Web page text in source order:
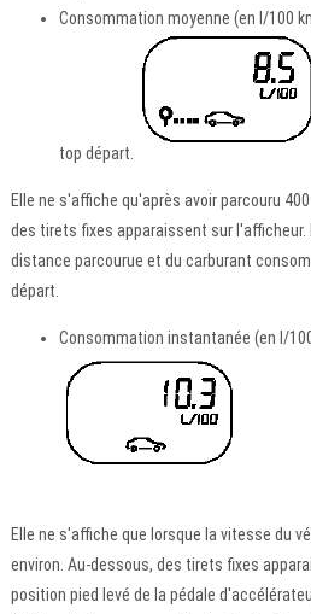
Consommation moyenne (en l/100
top départ.
Elle ne s'affiche qu'après avoir parcouru
des tirets fixes apparaissent sur
distance parcourue et du carburant
départ.
Consommation instantanée (en l/
Elle ne s'affiche que lorsque la vitesse du
environ. Au-dessous, des tirets fixes
position pied levé de la pédale